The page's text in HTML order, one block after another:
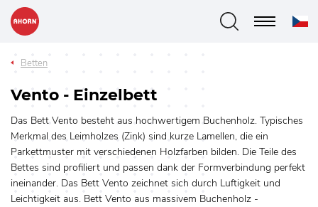
Betten
Vento - Einzelbett
Das Bett Vento besteht aus hochwertigem Buchenholz. Typisches
Merkmal des Leimholzes (Zink) sind kurze Lamellen, die ein
Parkettmuster mit verschiedenen Holzfarben bilden. Die Teile des
Bettes sind profiliert und passen dank der Formverbindung perfekt
ineinander. Das Bett Vento zeichnet sich durch Luftigkeit und
Leichtigkeit aus. Bett Vento aus massivem Buchenholz -